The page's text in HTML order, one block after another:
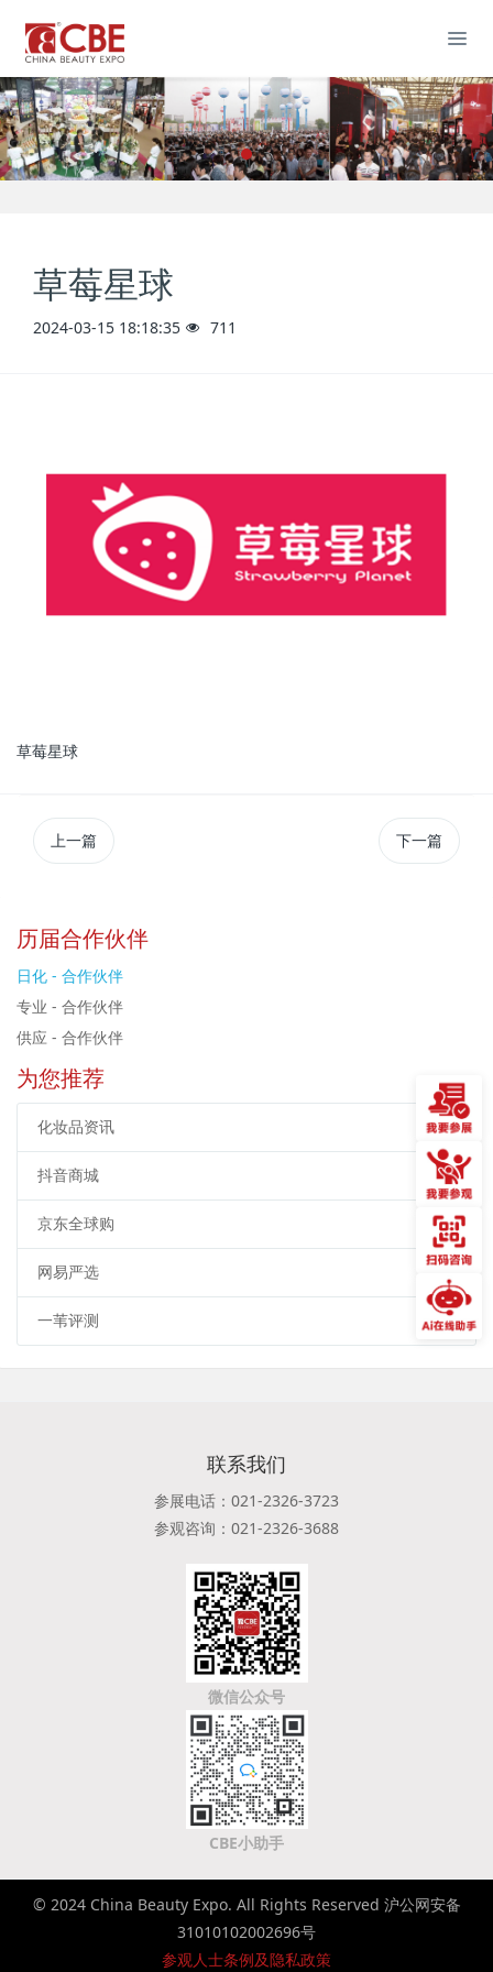
草莓星球
2024-03-15 18:18:35 711
草莓星球
上一篇 下一篇
历届合作伙伴
日化 - 合作伙伴
专业 - 合作伙伴
供应 - 合作伙伴
为您推荐
化妆品资讯
抖音商城
京东全球购
网易严选
一苇评测
联系我们
参展电话：021-2326-3723
参观咨询：021-2326-3688
微信公众号
CBE小助手
© 2024 China Beauty Expo. All Rights Reserved 沪公网安备
31010102002696号
参观人士条例及隐私政策